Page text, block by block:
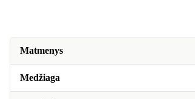
Matmenys
Medžiaga